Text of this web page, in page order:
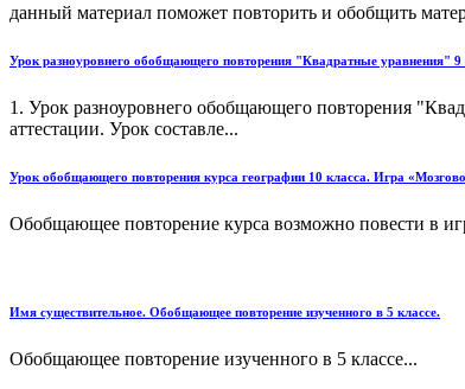
данный материал поможет повторить и обобщить
Урок разноуровнего обобщающего повторения "Квадратные уравнения" 9
1. Урок разноуровнего обобщающего повторения
аттестации. Урок составле...
Урок обобщающего повторения курса географии 10 класса. Игра
Обобщающее повторение курса возможно повести в
Имя существительное. Обобщающее повторение изученного в 5 классе.
Обобщающее повторение изученного в 5 классе...